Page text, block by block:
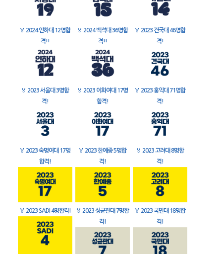
🏅 2024 인하대 12명합
격!!
🏅 2024 백석대 36명합
격!!
🏅 2023 건국대 46명합
격!
🏅 2023 서울대 3명합
격!
🏅 2023 이화여대 17명
합격!
🏅 2023 홍익대 71명합
격!
🏅 2023 숙명여대 17명
합격!
🏅 2023 한예종 5명합
격!
🏅 2023 고려대 8명합
격!
🏅 2023 SADI 4명합격! 🏅 2023 성균관대 7명합
격!
🏅 2023 국민대 18명합
격!